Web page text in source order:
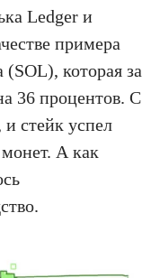
Ledger и
примера
(SOL), которая за
36 процентов. С
стейк успел
А как